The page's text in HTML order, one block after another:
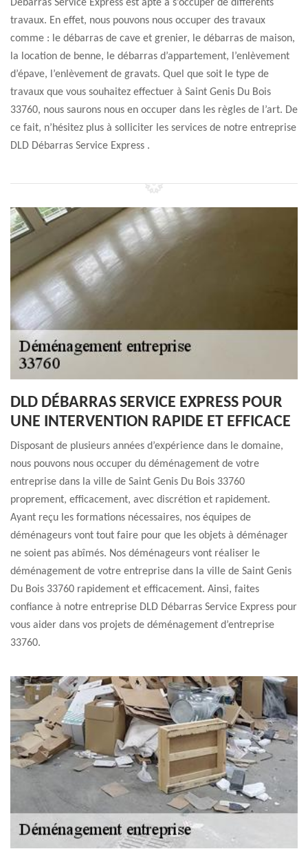
Débarras Service Express est apte à s’occuper de différents
travaux. En effet, nous pouvons nous occuper des travaux
comme : le débarras de cave et grenier, le débarras de maison,
la location de benne, le débarras d’appartement, l’enlèvement
d’épave, l’enlèvement de gravats. Quel que soit le type de
travaux que vous souhaitez effectuer à Saint Genis Du Bois
33760, nous saurons nous en occuper dans les règles de l’art. De
ce fait, n’hésitez plus à solliciter les services de notre entreprise
DLD Débarras Service Express .
DLD DÉBARRAS SERVICE EXPRESS POUR
UNE INTERVENTION RAPIDE ET EFFICACE
Disposant de plusieurs années d’expérience dans le domaine,
nous pouvons nous occuper du déménagement de votre
entreprise dans la ville de Saint Genis Du Bois 33760
proprement, efficacement, avec discrétion et rapidement.
Ayant reçu les formations nécessaires, nos équipes de
déménageurs vont tout faire pour que les objets à déménager
ne soient pas abîmés. Nos déménageurs vont réaliser le
déménagement de votre entreprise dans la ville de Saint Genis
Du Bois 33760 rapidement et efficacement. Ainsi, faites
confiance à notre entreprise DLD Débarras Service Express pour
vous aider dans vos projets de déménagement d’entreprise
33760.